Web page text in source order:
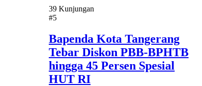
39 Kunjungan
#5
Bapenda Kota Tangerang
Tebar Diskon PBB-BPHTB
hingga 45 Persen Spesial
HUT RI